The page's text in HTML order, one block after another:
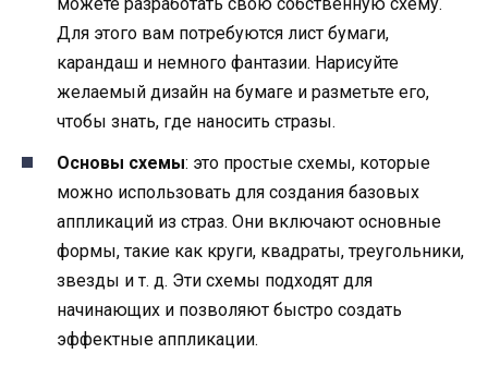
Для этого вам потребуются лист бумаги,
карандаш и немного фантазии. Нарисуйте
желаемый дизайн на бумаге и разметьте его,
чтобы знать, где наносить стразы.
Основы схемы: это простые схемы, которые
можно использовать для создания базовых
аппликаций из страз. Они включают основные
формы, такие как круги, квадраты, треугольники,
звезды и т. д. Эти схемы подходят для
начинающих и позволяют быстро создать
эффектные аппликации.